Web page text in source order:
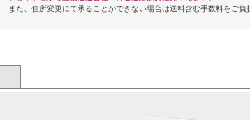
また、住所変更にて承ることができない場合は送料含む手数料をご負